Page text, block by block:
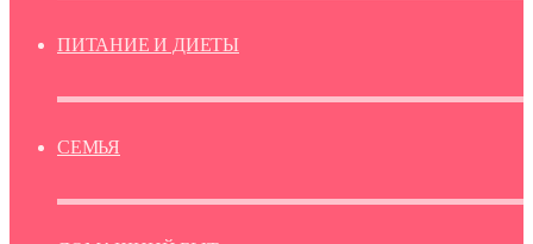
ПИТАНИЕ И ДИЕТЫ
СЕМЬЯ